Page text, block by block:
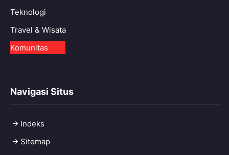
Teknologi
Travel & Wisata
Komunitas
Navigasi Situs
Indeks
Sitemap